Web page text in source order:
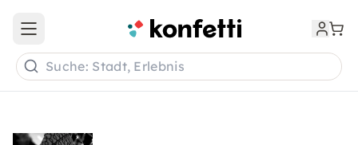
Open main menu
Suche: Stadt, Erlebnis